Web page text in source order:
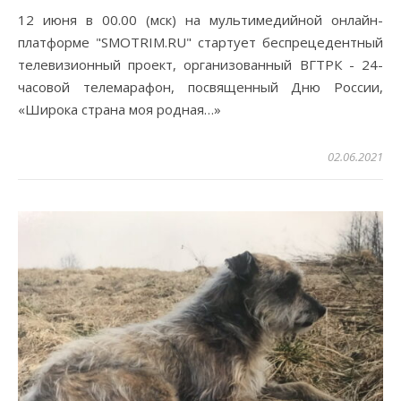
12 июня в 00.00 (мск) на мультимедийной онлайн-
платформе "SMOTRIM.RU" стартует беспрецедентный
телевизионный проект, организованный ВГТРК - 24-
часовой телемарафон, посвященный Дню России,
«Широка страна моя родная…»
02.06.2021